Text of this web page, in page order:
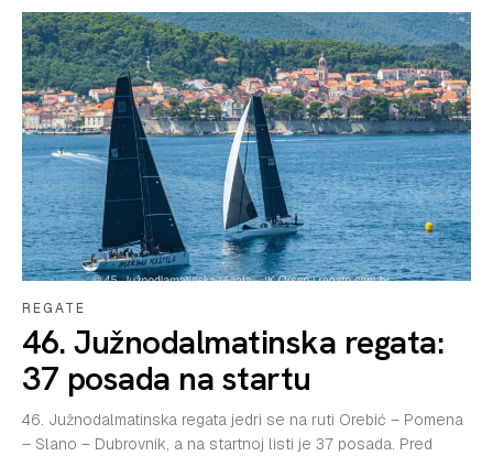
REGATE
46. Južnodalmatinska regata:
37 posada na startu
46. Južnodalmatinska regata jedri se na ruti Orebić – Pomena
– Slano – Dubrovnik, a na startnoj listi je 37 posada. Pred